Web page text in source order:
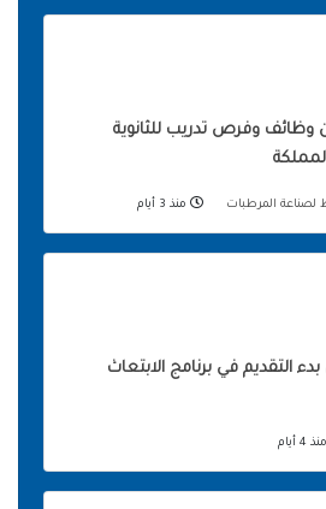
وظائف وفرص تدريب للثانوية
المرطبات منذ 3 أيام
التقديم في برنامج الابتعاث
منذ 4 أيام